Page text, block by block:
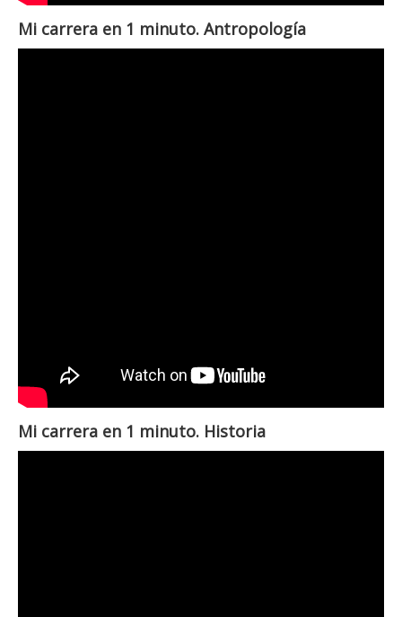
Mi carrera en 1 minuto. Antropología
Mi carrera en 1 minuto. Historia